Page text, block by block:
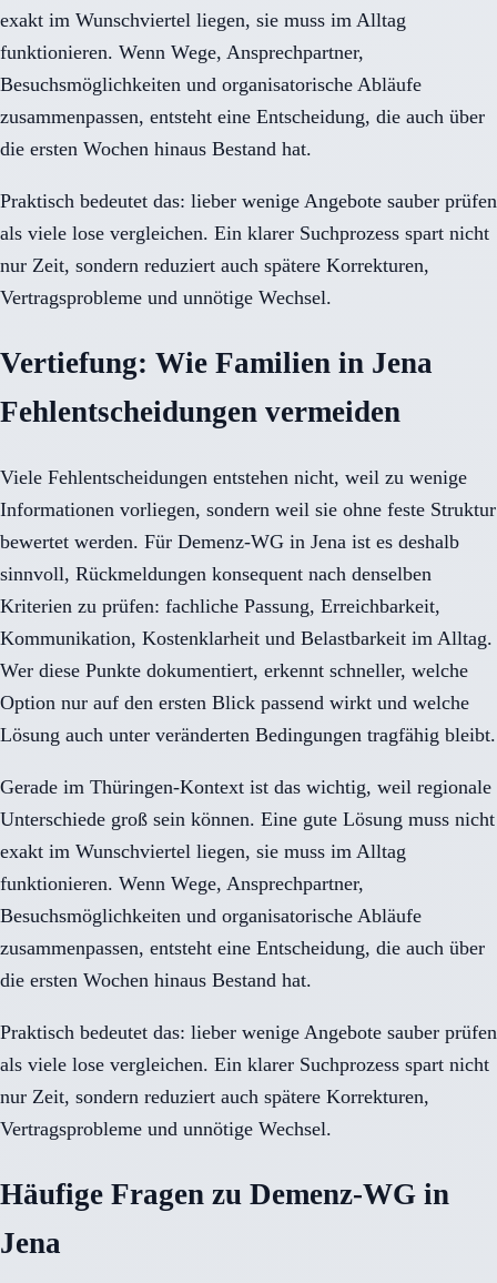
exakt im Wunschviertel liegen, sie muss im Alltag
funktionieren. Wenn Wege, Ansprechpartner,
Besuchsmöglichkeiten und organisatorische Abläufe
zusammenpassen, entsteht eine Entscheidung, die auch über
die ersten Wochen hinaus Bestand hat.
Praktisch bedeutet das: lieber wenige Angebote sauber prüfen
als viele lose vergleichen. Ein klarer Suchprozess spart nicht
nur Zeit, sondern reduziert auch spätere Korrekturen,
Vertragsprobleme und unnötige Wechsel.
Vertiefung: Wie Familien in Jena
Fehlentscheidungen vermeiden
Viele Fehlentscheidungen entstehen nicht, weil zu wenige
Informationen vorliegen, sondern weil sie ohne feste Struktur
bewertet werden. Für Demenz-WG in Jena ist es deshalb
sinnvoll, Rückmeldungen konsequent nach denselben
Kriterien zu prüfen: fachliche Passung, Erreichbarkeit,
Kommunikation, Kostenklarheit und Belastbarkeit im Alltag.
Wer diese Punkte dokumentiert, erkennt schneller, welche
Option nur auf den ersten Blick passend wirkt und welche
Lösung auch unter veränderten Bedingungen tragfähig bleibt.
Gerade im Thüringen-Kontext ist das wichtig, weil regionale
Unterschiede groß sein können. Eine gute Lösung muss nicht
exakt im Wunschviertel liegen, sie muss im Alltag
funktionieren. Wenn Wege, Ansprechpartner,
Besuchsmöglichkeiten und organisatorische Abläufe
zusammenpassen, entsteht eine Entscheidung, die auch über
die ersten Wochen hinaus Bestand hat.
Praktisch bedeutet das: lieber wenige Angebote sauber prüfen
als viele lose vergleichen. Ein klarer Suchprozess spart nicht
nur Zeit, sondern reduziert auch spätere Korrekturen,
Vertragsprobleme und unnötige Wechsel.
Häufige Fragen zu Demenz-WG in
Jena